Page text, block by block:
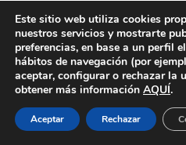
Este sitio web utiliza cookies
nuestros servicios y mostrarte
preferencias, en base a un perfil
hábitos de navegación (por
aceptar, configurar o rechazar la
obtener más información AQUÍ.
Aceptar Rechazar